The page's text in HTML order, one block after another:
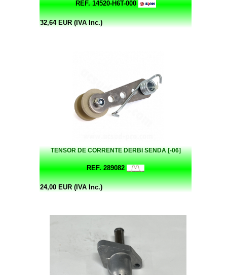
REF. 14520-H6T-000
32,64 EUR (IVA Inc.)
TENSOR DE CORRENTE DERBI SENDA [-06]
REF. 289082
24,00 EUR (IVA Inc.)